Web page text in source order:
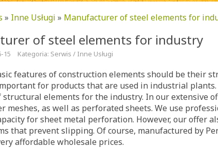
» Inne Usługi » Manufacturer of steel elements for
of steel elements for industry
15 Kategoria: Serwis / Inne Usługi
features of construction elements should be their
for products that are used in industrial plants.
structural elements for the industry. In our extensive
meshes, as well as perforated sheets. We use
for sheet metal perforation. However, our offer
that prevent slipping. Of course, manufactured by
affordable wholesale prices.